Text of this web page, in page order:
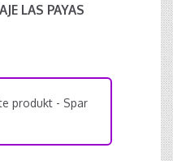
LAS PAYAS
produkt - Spar